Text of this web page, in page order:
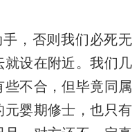
，否则我们必死无
就设在附近。我们几
不合，但毕竟同属
元婴期修士，也只有